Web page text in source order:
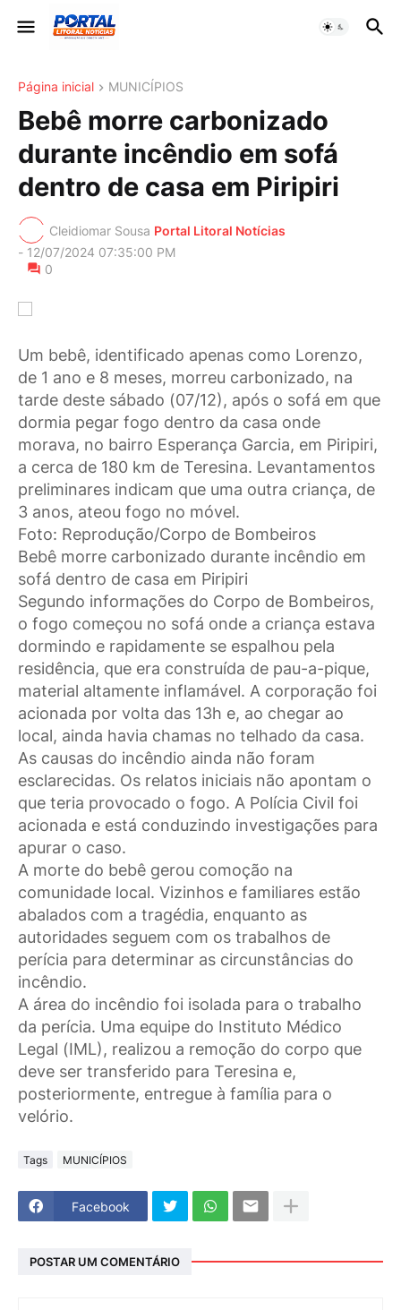
Página inicial MUNICÍPIOS
Bebê morre carbonizado
durante incêndio em sofá
dentro de casa em Piripiri
Cleidiomar Sousa Portal Litoral Notícias
- 12/07/2024 07:35:00 PM
0
Um bebê, identificado apenas como Lorenzo,
de 1 ano e 8 meses, morreu carbonizado, na
tarde deste sábado (07/12), após o sofá em que
dormia pegar fogo dentro da casa onde
morava, no bairro Esperança Garcia, em Piripiri,
a cerca de 180 km de Teresina. Levantamentos
preliminares indicam que uma outra criança, de
3 anos, ateou fogo no móvel.
Foto: Reprodução/Corpo de Bombeiros
Bebê morre carbonizado durante incêndio em
sofá dentro de casa em Piripiri
Segundo informações do Corpo de Bombeiros,
o fogo começou no sofá onde a criança estava
dormindo e rapidamente se espalhou pela
residência, que era construída de pau-a-pique,
material altamente inflamável. A corporação foi
acionada por volta das 13h e, ao chegar ao
local, ainda havia chamas no telhado da casa.
As causas do incêndio ainda não foram
esclarecidas. Os relatos iniciais não apontam o
que teria provocado o fogo. A Polícia Civil foi
acionada e está conduzindo investigações para
apurar o caso.
A morte do bebê gerou comoção na
comunidade local. Vizinhos e familiares estão
abalados com a tragédia, enquanto as
autoridades seguem com os trabalhos de
perícia para determinar as circunstâncias do
incêndio.
A área do incêndio foi isolada para o trabalho
da perícia. Uma equipe do Instituto Médico
Legal (IML), realizou a remoção do corpo que
deve ser transferido para Teresina e,
posteriormente, entregue à família para o
velório.
Tags MUNICÍPIOS
Facebook
POSTAR UM COMENTÁRIO